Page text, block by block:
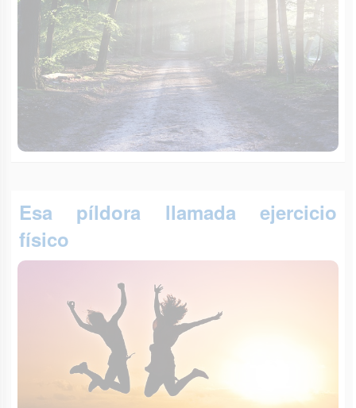
Esa píldora llamada ejercicio
físico